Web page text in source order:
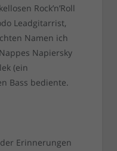
Rock’n’Roll
Leadgitarrist,
Namen ich
Napiersky
(ein
Bass bediente.
Erinnerungen